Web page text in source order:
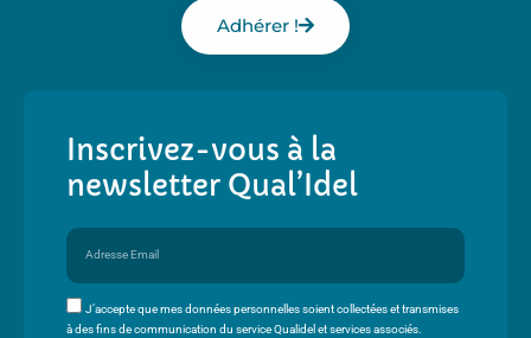
Adhérer !
Inscrivez-vous à la
newsletter Qual’Idel
J’accepte que mes données personnelles soient collectées et transmises
à des fins de communication du service Qualidel et services associés.